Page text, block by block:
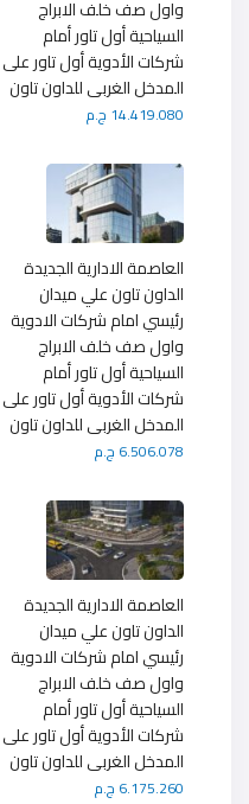
واول صف خلف الابراج
السياحية أول تاور أمام
شركات الأدوية أول تاور على
المدخل الغربى للداون تاون
14.419.080 ج.م
العاصمة الادارية الجديدة
الداون تاون علي ميدان
رئيسي امام شركات الادوية
واول صف خلف الابراج
السياحية أول تاور أمام
شركات الأدوية أول تاور على
المدخل الغربى للداون تاون
6.506.078 ج.م
العاصمة الادارية الجديدة
الداون تاون علي ميدان
رئيسي امام شركات الادوية
واول صف خلف الابراج
السياحية أول تاور أمام
شركات الأدوية أول تاور على
المدخل الغربى للداون تاون
6.175.260 ج.م